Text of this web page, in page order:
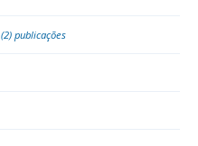
(2) publicações